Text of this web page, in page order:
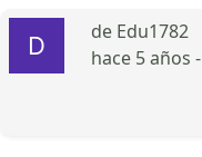
de Edu1782
hace 5 años -